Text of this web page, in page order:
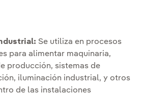
Se utiliza en procesos
para alimentar maquinaria,
producción, sistemas de
iluminación industrial, y otros
de las instalaciones